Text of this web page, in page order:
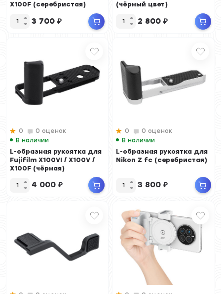
X100F (серебристая)
3 700 ₽
(чёрный цвет)
2 800 ₽
0
0 оценок
В наличии
L-образная рукоятка для
Fujifilm X100VI / X100V /
X100F (чёрная)
4 000 ₽
0
0 оценок
В наличии
L-образная рукоятка для
Nikon Z fc (серебристая)
3 800 ₽